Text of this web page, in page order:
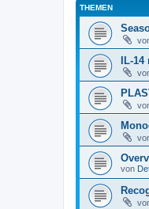
THEMEN
IL-
von